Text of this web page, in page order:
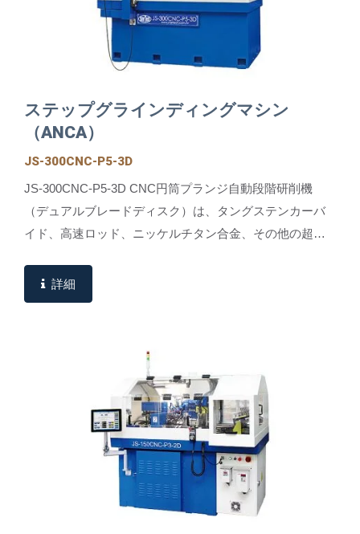
ステップグラインディングマシン
（ANCA）
JS-300CNC-P5-3D
JS-300CNC-P5-3D CNC円筒プランジ自動段階研削機
（デュアルブレードディスク）は、タングステンカーバ
イド、高速ロッド、ニッケルチタン合金、その他の超硬
設計されています。...
詳細